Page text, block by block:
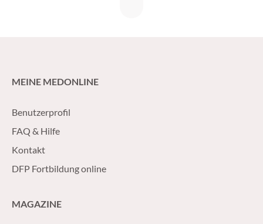
MEINE MEDONLINE
Benutzerprofil
FAQ & Hilfe
Kontakt
DFP Fortbildung online
MAGAZINE